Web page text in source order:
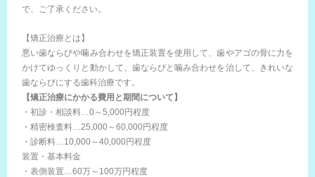
で、ご了承ください。
【矯正治療とは】
悪い歯ならびや噛み合わせを矯正装置を使用して、歯やアゴの骨に力を
かけてゆっくりと動かして、歯ならびと噛み合わせを治して、きれいな
歯ならびにする歯科治療です。
【矯正治療にかかる費用と期間について】
・初診・相談料…0～5,000円程度
・精密検査料…25,000～60,000円程度
・診断料…10,000～40,000円程度
装置・基本料金
・表側装置…60万～100万円程度